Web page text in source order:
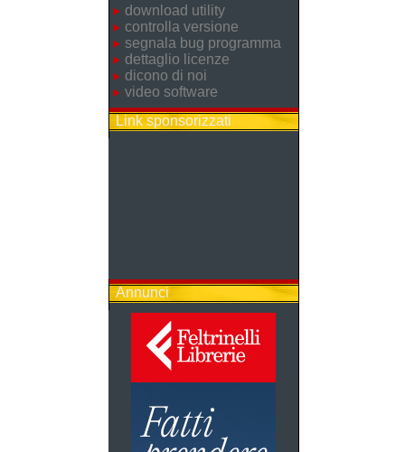
download utility
controlla versione
segnala bug programma
dettaglio licenze
dicono di noi
video software
Link sponsorizzati
Annunci